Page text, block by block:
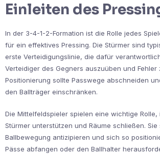
Einleiten des
In der 3-4-1-2-Formation ist die Rolle jedes
für ein effektives Pressing. Die Stürmer sind
erste Verteidigungslinie, die dafür
Verteidiger des Gegners auszuüben und Fehler
Positionierung sollte Passwege abschneiden
den Ballträger einschränken.
Die Mittelfeldspieler spielen eine wichtige Rolle,
Stürmer unterstützen und Räume schließen. Sie
Ballbewegung antizipieren und sich so
Pässe abfangen oder den Ballhalter